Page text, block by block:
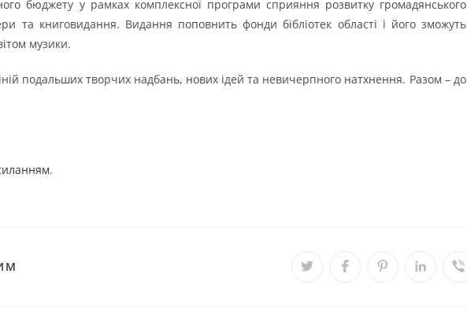
бюджету у рамках комплексної програми сприяння розвитку громадянського
та книговидання. Видання поповнить фонди бібліотек області і його зможуть
музики.
подальших творчих надбань, нових ідей та невичерпного натхнення. Разом – до
.